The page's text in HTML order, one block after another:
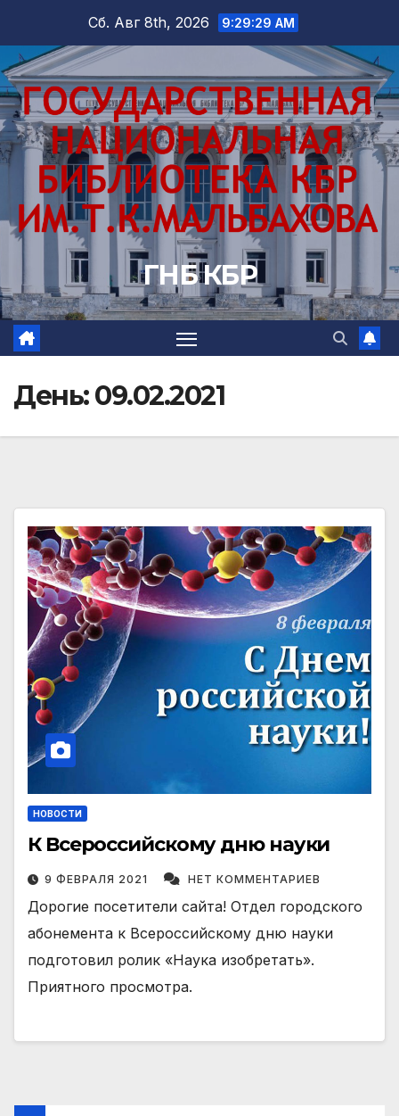
содержимому
Сб. Авг 8th, 2026 9:29:30 AM
ГНБ КБР
День:09.02.2021
НОВОСТИ
К Всероссийскому дню науки
9 ФЕВРАЛЯ 2021 НЕТ КОММЕНТАРИЕВ
Дорогие посетители сайта! Отдел городского
абонемента к Всероссийскому дню науки
подготовил ролик «Наука изобретать».
Приятного просмотра.